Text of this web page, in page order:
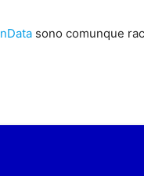
sono comunque